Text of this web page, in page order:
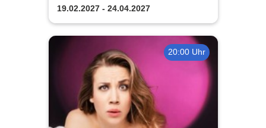
19.02.2027 - 24.04.2027
20:00 Uhr